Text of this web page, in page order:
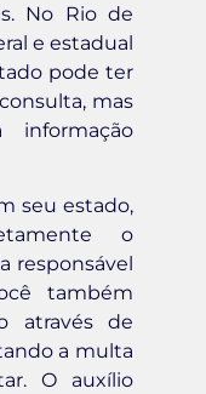
No Rio de
e estadual
pode ter
mas
seu estado,
o
responsável
também
através de
a multa
O auxílio